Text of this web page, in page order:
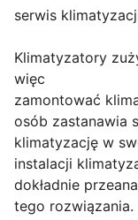
serwis
Klimatyzatory
więc
zamontować
osób zastanawia
klimatyzację w
instalacji
dokładnie
tego rozwiązania.